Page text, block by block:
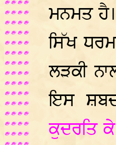
ਮਨਮਤ ਹੈ।
ਸਿੱਖ
ਲੜਕੀ
ਇਸ
ਕੁਦਰਤਿ